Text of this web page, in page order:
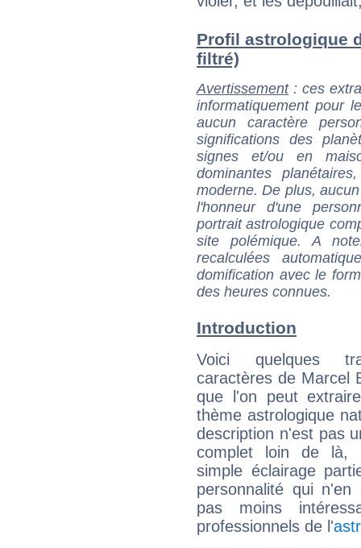
Profil astrologique
filtré)
Avertissement: ces
informatiquement pour
aucun caractère
significations des
signes et/ou en
dominantes
moderne. De plus,
l'honneur d'une
portrait astrologique
site polémique. A
recalculées
domification avec le
des heures connues.
Introduction
Voici quelques
caractères de Marcel
que l'on peut
thème astrologique
description n'est pas
complet loin de là,
simple éclairage
personnalité qui n'en
pas moins
professionnels de l'